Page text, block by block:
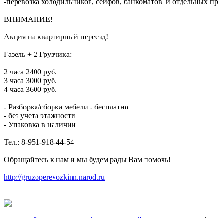
-перевозка холодильников, сейфов, банкоматов, и отдельных
ВНИМАНИЕ!
Акция на квартирный переезд!
Газель + 2 Грузчика:
2 часа 2400 руб.
3 часа 3000 руб.
4 часа 3600 руб.
- Разборка/сборка мебели - бесплатно
- без учета этажности
- Упаковка в наличии
Тел.: 8-951-918-44-54
Обращайтесь к нам и мы будем рады Вам помочь!
http://gruzoperevozkinn.narod.ru